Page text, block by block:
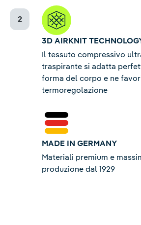
3D AIRKNIT
Il tessuto compressivo
traspirante si adatta
forma del corpo e ne
termoregolazione
MADE IN GERMANY
Materiali premium e
produzione dal 1929